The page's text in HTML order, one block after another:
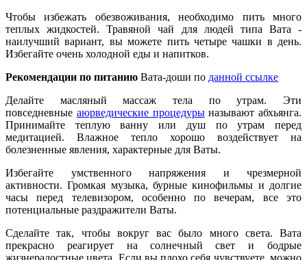
Чтобы избежать обезвоживания, необходимо пить много
теплых жидкостей. Травяной чай для людей типа Вата -
наилучший вариант, вы можете пить четыре чашки в день.
Избегайте очень холодной еды и напитков.
Рекомендации по питанию Вата-доши по данной ссылке
Делайте масляный массаж тела по утрам. Эти
повседневные аюрведические процедурыназывают абхьянга.
Принимайте теплую ванну или душ по утрам перед
медитацией. Влажное тепло хорошо воздействует на
болезненные явления, характерные для Ваты.
Избегайте умственного напряжения и чрезмерной
активности. Громкая музыка, бурные кинофильмы и долгие
часы перед телевизором, особенно по вечерам, все это
потенциальные раздражители Ваты.
Сделайте так, чтобы вокруг вас было много света. Вата
прекрасно реагирует на солнечный свет и бодрые
жизнерадостные цвета. Если вы плохо себя чувствуете, можно